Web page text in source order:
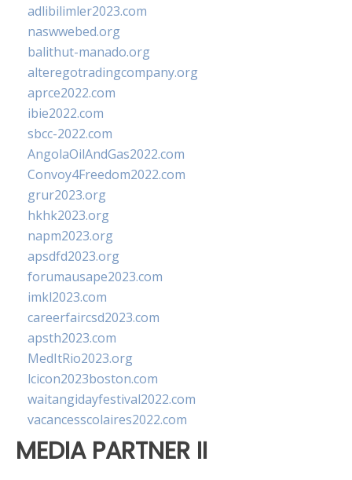
adlibilimler2023.com
naswwebed.org
balithut-manado.org
alteregotradingcompany.org
aprce2022.com
ibie2022.com
sbcc-2022.com
AngolaOilAndGas2022.com
Convoy4Freedom2022.com
grur2023.org
hkhk2023.org
napm2023.org
apsdfd2023.org
forumausape2023.com
imkl2023.com
careerfaircsd2023.com
apsth2023.com
MedItRio2023.org
lcicon2023boston.com
waitangidayfestival2022.com
vacancesscolaires2022.com
MEDIA PARTNER II